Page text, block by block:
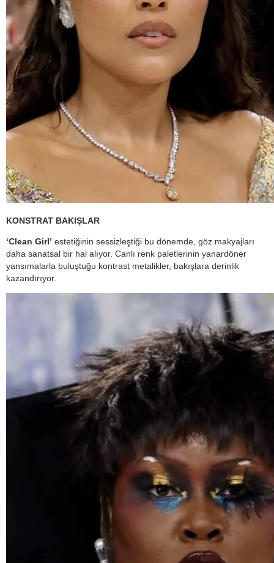
KONSTRAT BAKIŞLAR
‘Clean Girl’ estetiğinin sessizleştiği bu dönemde, göz makyajları
daha sanatsal bir hal alıyor. Canlı renk paletlerinin yanardöner
yansımalarla buluştuğu kontrast metalikler, bakışlara derinlik
kazandırıyor.